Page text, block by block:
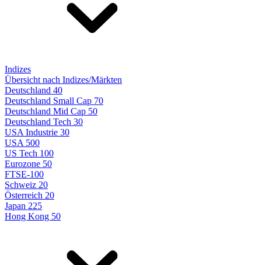
Indizes
Übersicht nach Indizes/Märkten
Deutschland 40
Deutschland Small Cap 70
Deutschland Mid Cap 50
Deutschland Tech 30
USA Industrie 30
USA 500
US Tech 100
Eurozone 50
FTSE-100
Schweiz 20
Österreich 20
Japan 225
Hong Kong 50